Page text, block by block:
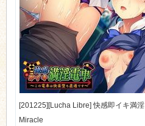
Miracle